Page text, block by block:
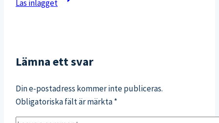
Läs inlägget
gym
simning
Lämna ett svar
Din e-postadress kommer inte publiceras.
Obligatoriska fält är märkta*